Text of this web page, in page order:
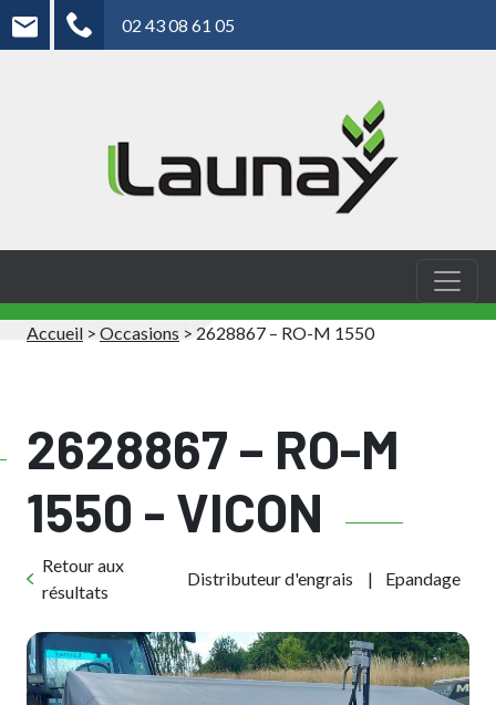
02 43 08 61 05
Accueil > Occasions > 2628867 – RO-M 1550
2628867 – RO-M
1550 - VICON
Retour aux
résultats
Distributeur d'engrais Epandage